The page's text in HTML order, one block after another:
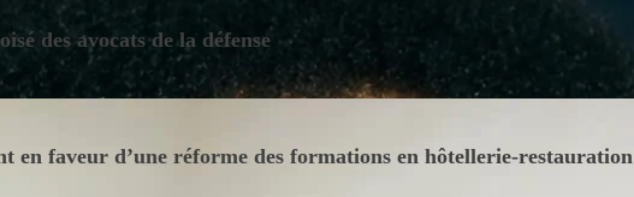
des avocats de la défense
en faveur d’une réforme des formations en hôtellerie-restauration